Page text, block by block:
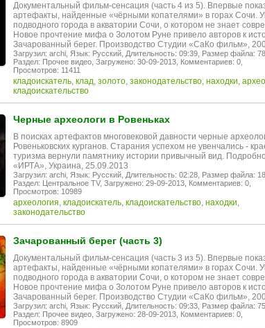
Документальный фильм-сенсация (часть 4 из 5). Впервые
артефакты, найденные «чёрными копателями» в горах Сочи.
подводного города в акватории Сочи, о котором не знает
Новое прочтение мифа о Золотом Руне привело авторов к
Зачарованный берег. Производство Студии «СаКо фильм»,
Загрузил: archi, Язык: Русский, Длительность: 09:39, Размер файла:
Раздел: Прочее видео, Загружено: 30-09-2013, Комментариев: 0,
Просмотров: 11411
кладоискатель, клад, золото, законодательство, находки,
кладоискательство
Черные археологи в Ровеньках
В поисках артефактов многовековой давности черные
Ровеньковских курганов. Старания успехом не увенчались -
туризма вернули памятнику истории привычный вид.
«ИРТА», Украина, 25.09.2013
Загрузил: archi, Язык: Русский, Длительность: 02:28, Размер файла:
Раздел: Центральное TV, Загружено: 29-09-2013, Комментариев: 0,
Просмотров: 10989
археология, кладоискатель, кладоискательство, находки,
законодательство
Зачарованный берег (часть 3)
Документальный фильм-сенсация (часть 3 из 5). Впервые
артефакты, найденные «чёрными копателями» в горах Сочи.
подводного города в акватории Сочи, о котором не знает
Новое прочтение мифа о Золотом Руне привело авторов к
Зачарованный берег. Производство Студии «СаКо фильм»,
Загрузил: archi, Язык: Русский, Длительность: 09:33, Размер файла:
Раздел: Прочее видео, Загружено: 28-09-2013, Комментариев: 0,
Просмотров: 8909